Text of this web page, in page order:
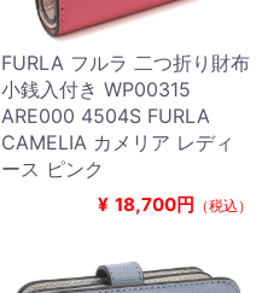
FURLA フルラ 二つ折り財布
小銭入付き WP00315
ARE000 4504S FURLA
CAMELIA カメリア レディ
ース ピンク
¥ 18,700円 （税込）